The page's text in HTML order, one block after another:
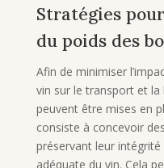
Stratégies
du poids des
Afin de minimiser
vin sur le transport et
peuvent être mises en
consiste à concevoir
préservant leur
adéquate du vin. Cela